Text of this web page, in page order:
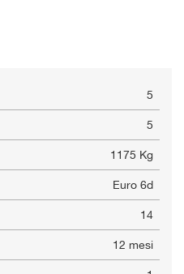
5
5
1175 Kg
Euro 6d
14
12 mesi